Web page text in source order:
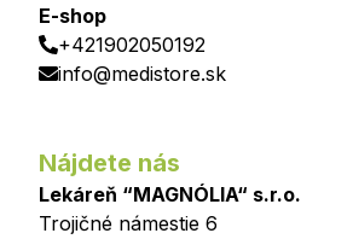
E-shop
+421902050192
info@medistore.sk
Nájdete nás
Lekáreň “MAGNÓLIA“ s.r.o.
Trojičné námestie 6